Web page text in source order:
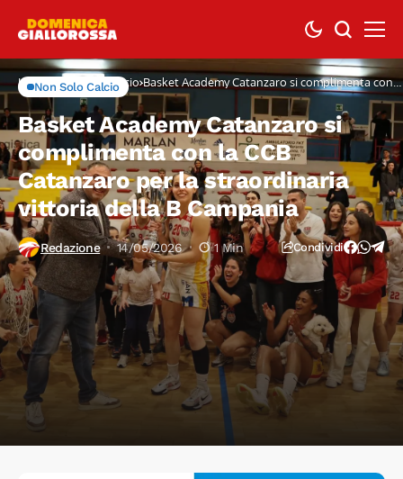
Home Non Solo Calcio Basket Academy Catanzaro si complimenta con
la CCB Catanzaro per la straordinaria vittoria
della B Campania
Non Solo Calcio
Basket Academy Catanzaro si
complimenta con la CCB
Catanzaro per la straordinaria
vittoria della B Campania
Redazione 14/05/2026 1 Min Condividi